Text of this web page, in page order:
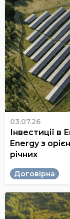
03.07.26
Інвестиції
Energy з
річних
Договірна